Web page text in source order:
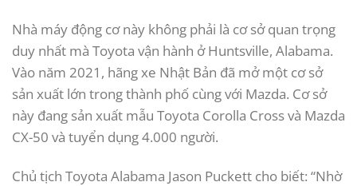
Nhà máy động cơ này không phải là cơ sở quan trọng
duy nhất mà Toyota vận hành ở Huntsville, Alabama.
Vào năm 2021, hãng xe Nhật Bản đã mở một cơ sở
sản xuất lớn trong thành phố cùng với Mazda. Cơ sở
này đang sản xuất mẫu Toyota Corolla Cross và Mazda
CX-50 và tuyển dụng 4.000 người.
Chủ tịch Toyota Alabama Jason Puckett cho biết: “Nhờ